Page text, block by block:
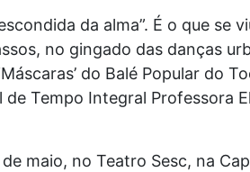
da alma”. É o que se
no gingado das danças
do Balé Popular do
Tempo Integral Professora
maio, no Teatro Sesc, na